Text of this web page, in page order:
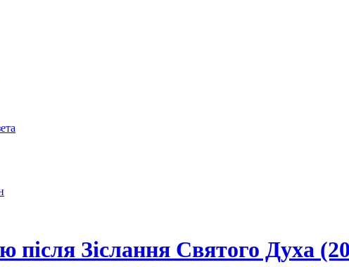
після Зіслання Святого Духа